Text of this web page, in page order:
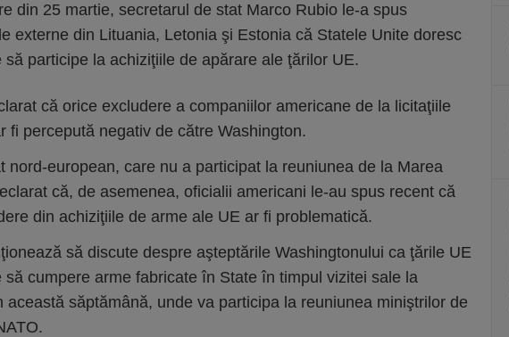
din 25 martie, secretarul de stat Marco Rubio le-a spus
externe din Lituania, Letonia şi Estonia că Statele Unite doresc
să participe la achiziţiile de apărare ale ţărilor UE.
că orice excludere a companiilor americane de la licitaţiile
fi percepută negativ de către Washington.
nord-european, care nu a participat la reuniunea de la Marea
că, de asemenea, oficialii americani le-au spus recent că
din achiziţiile de arme ale UE ar fi problematică.
să discute despre aşteptările Washingtonului ca ţările UE
să cumpere arme fabricate în State în timpul vizitei sale la
această săptămână, unde va participa la reuniunea miniştrilor de